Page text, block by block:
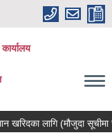
लागि (मौजुदा सूचीमा